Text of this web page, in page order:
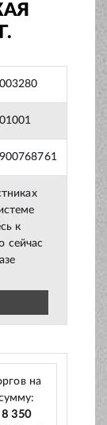
к
сейчас
на
8 350